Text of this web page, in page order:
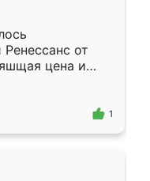
от
цена и
Приехавший
самый
1